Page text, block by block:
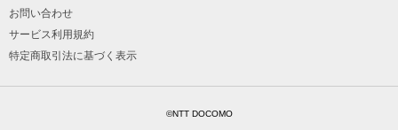
お問い合わせ
サービス利用規約
特定商取引法に基づく表示
©NTT DOCOMO